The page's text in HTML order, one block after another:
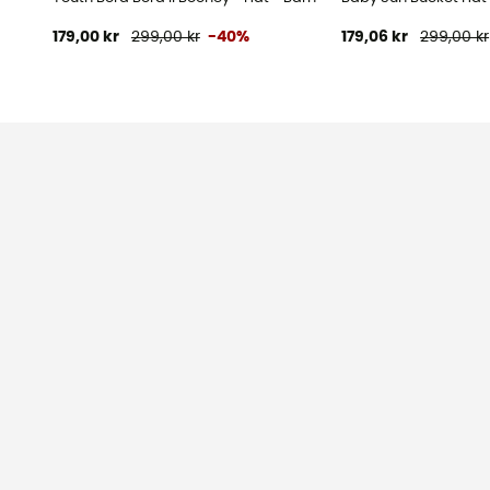
179,00 kr 299,00 kr -40% 179,06 kr 299,00 kr